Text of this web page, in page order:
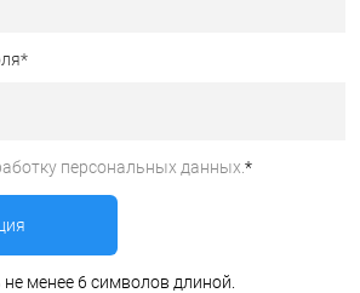
*
персональных данных. *
менее 6 символов длиной.